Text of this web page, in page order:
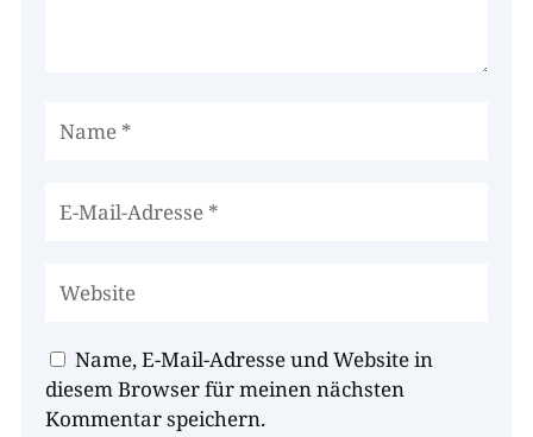
Name, E-Mail-Adresse und Website in
diesem Browser für meinen nächsten
Kommentar speichern.